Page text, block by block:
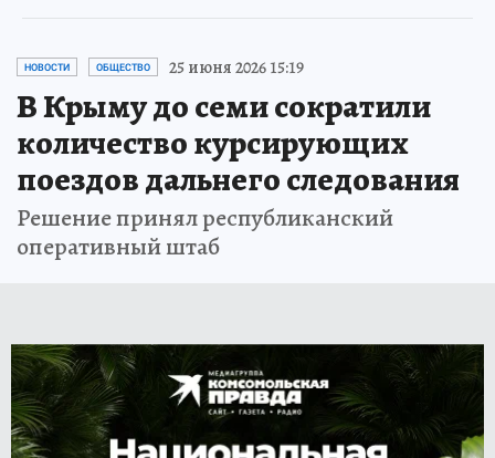
НОВОСТИ ОБЩЕСТВО 25 июня 2026 15:19
В Крыму до семи сократили
количество курсирующих
поездов дальнего следования
Решение принял республиканский
оперативный штаб